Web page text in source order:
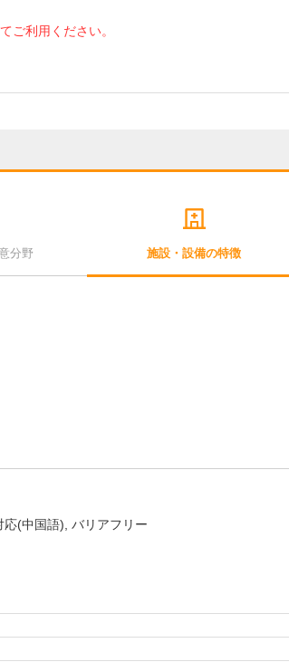
ご利用ください。
分野 施設・設備の特徴
応(中国語) バリアフリー